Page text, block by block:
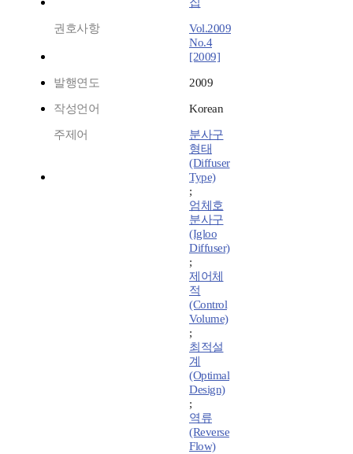
집
권호사항
Vol.2009
No.4
[2009]
발행연도 2009
작성언어 Korean
주제어
분사구
형태
(Diffuser
Type)
;
엄체호
분사구
(Igloo
Diffuser)
;
제어체
적
(Control
Volume)
;
최적설
계
(Optimal
Design)
;
역류
(Reverse
Flow)